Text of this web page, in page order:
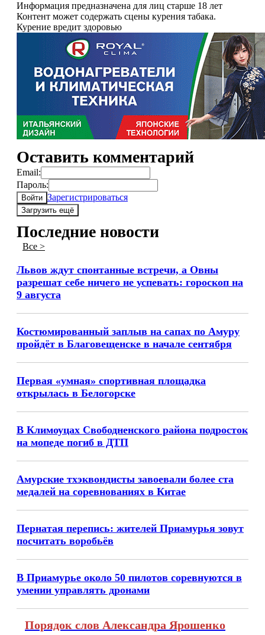
Информация предназначена для лиц старше 18 лет
Контент может содержать сцены курения табака.
Курение вредит здоровью
Оставить комментарий
Email:
Пароль:
Войти Зарегистрироваться
Загрузить ещё
Последние новости
Все >
Львов ждут спонтанные встречи, а Овны
разрешат себе ничего не успевать: гороскоп на
9 августа
Костюмированный заплыв на сапах по Амуру
пройдёт в Благовещенске в начале сентября
Первая «умная» спортивная площадка
открылась в Белогорске
В Климоуцах Свободненского района подросток
на мопеде погиб в ДТП
Амурские тхэквондисты завоевали более ста
медалей на соревнованиях в Китае
Пернатая перепись: жителей Приамурья зовут
посчитать воробьёв
В Приамурье около 50 пилотов соревнуются в
умении управлять дронами
Порядок слов Александра Ярошенко